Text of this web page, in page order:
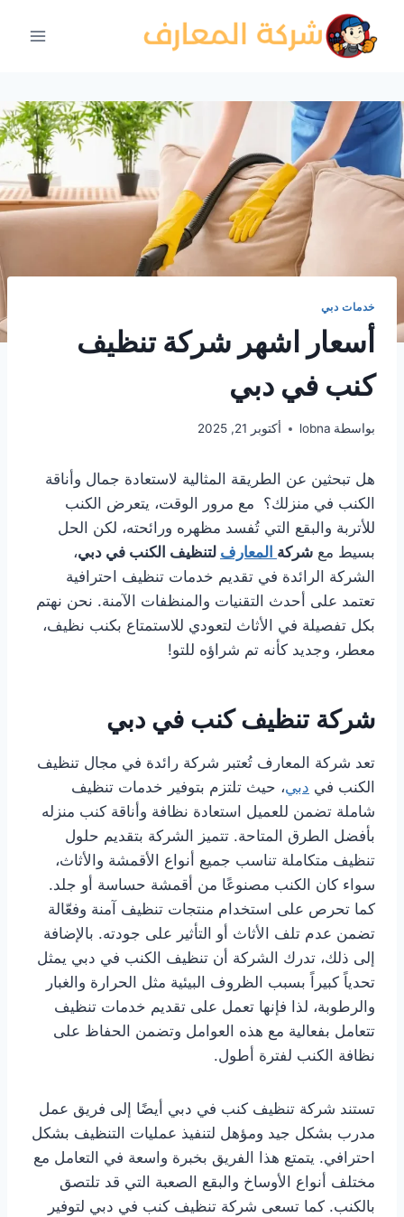
المحتوى
خدمات دبي
أسعار اشهر شركة تنظيف
كنب في دبي
بواسطة lobna أكتوبر 21, 2025
هل تبحثين عن الطريقة المثالية لاستعادة جمال وأناقة
الكنب في منزلك؟ مع مرور الوقت، يتعرض الكنب
للأتربة والبقع التي تُفسد مظهره ورائحته، لكن الحل
بسيط مع شركة المعارف لتنظيف الكنب في دبي،
الشركة الرائدة في تقديم خدمات تنظيف احترافية
تعتمد على أحدث التقنيات والمنظفات الآمنة. نحن نهتم
بكل تفصيلة في الأثاث لتعودي للاستمتاع بكنب نظيف،
معطر، وجديد كأنه تم شراؤه للتو!
شركة تنظيف كنب في دبي
تعد شركة المعارف تُعتبر شركة رائدة في مجال تنظيف
الكنب في دبي، حيث تلتزم بتوفير خدمات تنظيف
شاملة تضمن للعميل استعادة نظافة وأناقة كنب منزله
بأفضل الطرق المتاحة. تتميز الشركة بتقديم حلول
تنظيف متكاملة تناسب جميع أنواع الأقمشة والأثاث،
سواء كان الكنب مصنوعًا من أقمشة حساسة أو جلد.
كما تحرص على استخدام منتجات تنظيف آمنة وفعّالة
تضمن عدم تلف الأثاث أو التأثير على جودته. بالإضافة
إلى ذلك، تدرك الشركة أن تنظيف الكنب في دبي يمثل
تحدياً كبيراً بسبب الظروف البيئية مثل الحرارة والغبار
والرطوبة، لذا فإنها تعمل على تقديم خدمات تنظيف
تتعامل بفعالية مع هذه العوامل وتضمن الحفاظ على
نظافة الكنب لفترة أطول.
تستند شركة تنظيف كنب في دبي أيضًا إلى فريق عمل
مدرب بشكل جيد ومؤهل لتنفيذ عمليات التنظيف بشكل
احترافي. يتمتع هذا الفريق بخبرة واسعة في التعامل مع
مختلف أنواع الأوساخ والبقع الصعبة التي قد تلتصق
بالكنب. كما تسعى شركة تنظيف كنب في دبي لتوفير